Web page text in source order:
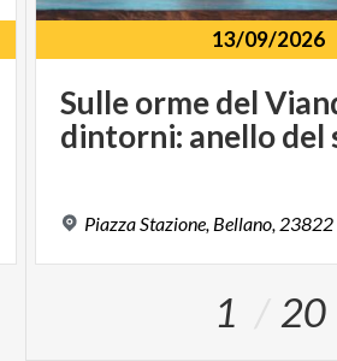
13/09/2026
Sulleormedel
dintorni: anellodel
PiazzaStazione, Bellano, 23822
1 20